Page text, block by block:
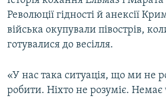
Революції гідності й анексії
війська окупували півострів,
готувалися до весілля.
«У нас така ситуація, що ми не
робити. Ніхто не розуміє. Немає